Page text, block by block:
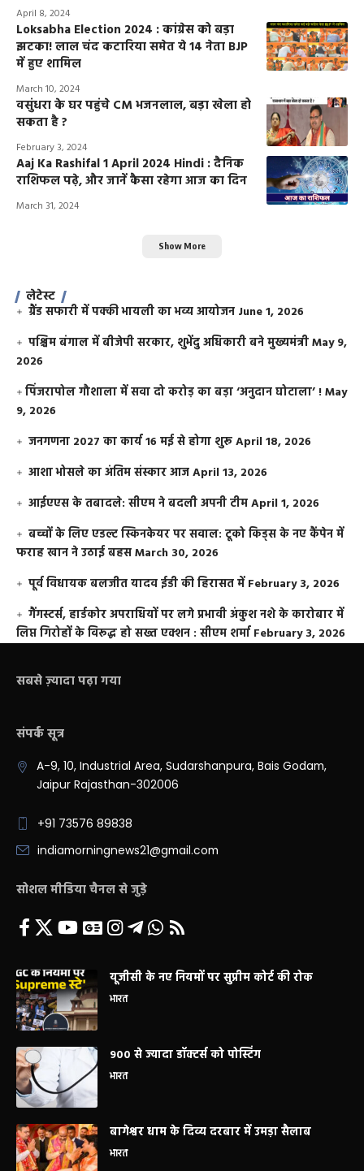
April 8, 2024
Loksabha Election 2024 : कांग्रेस को बड़ा
झटका! लाल चंद कटारिया समेत ये 14 नेता BJP
में हुए शामिल
March 10, 2024
वसुंधरा के घर पहुंचे CM भजनलाल, बड़ा खेला हो
सकता है ?
February 3, 2024
Aaj Ka Rashifal 1 April 2024 Hindi : दैनिक
राशिफल पढ़े, और जानें कैसा रहेगा आज का दिन
March 31, 2024
Show More
लेटेस्ट
ग्रैंड सफारी में पक्की भायली का भव्य आयोजन June 1, 2026
पश्चिम बंगाल में बीजेपी सरकार, शुभेंदु अधिकारी बने मुख्यमंत्रीMay 9,
2026
​पिंजरापोल गौशाला में सवा दो करोड़ का बड़ा ‘अनुदान घोटाला’ !May
9, 2026
जनगणना 2027 का कार्य 16 मई से होगा शुरूApril 18, 2026
आशा भोसले का अंतिम संस्कार आजApril 13, 2026
आईएएस के तबादले: सीएम ने बदली अपनी टीमApril 1, 2026
बच्चों के लिए एडल्ट स्किनकेयर पर सवाल: टूको किड्स के नए कैंपेन में
फराह खान ने उठाई बहसMarch 30, 2026
पूर्व विधायक बलजीत यादव ईडी की हिरासत में February 3, 2026
गैंगस्टर्स, हार्डकोर अपराधियों पर लगे प्रभावी अंकुश नशे के कारोबार में
लिप्त गिरोहों के विरूद्ध हो सख्त एक्शन : सीएम शर्मा February 3, 2026
सबसे ज़्यादा पढ़ा गया
संपर्क सूत्र
A-9, 10, Industrial Area, Sudarshanpura, Bais Godam,
Jaipur Rajasthan-302006
+91 73576 89838
indiamorningnews21@gmail.com
सोशल मीडिया चैनल से जुड़े
यूजीसी के नए नियमों पर सुप्रीम कोर्ट की रोक
भारत
900 से ज्यादा डॉक्टर्स को पोस्टिंग
भारत
बागेश्वर धाम के दिव्य दरबार में उमड़ा सैलाब
भारत